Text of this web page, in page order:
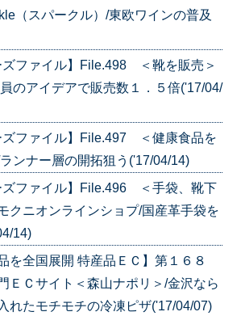
（スパークル）/東欧ワインの普及
ズファイル】File.498 ＜靴を販売＞
のアイデアで販売数１．５倍('17/04/
ズファイル】File.497 ＜健康食品を
ンナー層の開拓狙う('17/04/14)
ズファイル】File.496 ＜手袋、靴下
クニオンラインショプ/国産革手袋を
14)
を全国展開 特産品ＥＣ】第１６８
Ｃサイト＜森山ナポリ＞/金沢なら
れたモチモチの冷凍ピザ('17/04/07)